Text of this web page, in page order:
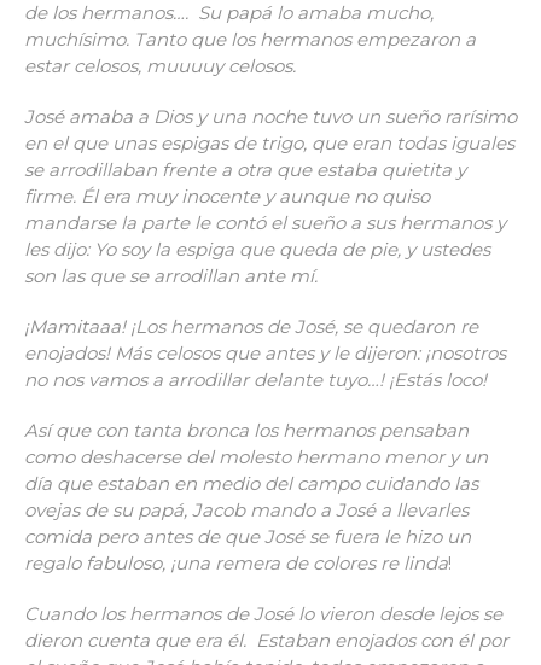
de los hermanos…. Su papá lo amaba mucho,
muchísimo. Tanto que los hermanos empezaron a
estar celosos, muuuuy celosos.
José amaba a Dios y una noche tuvo un sueño rarísimo
en el que unas espigas de trigo, que eran todas iguales
se arrodillaban frente a otra que estaba quietita y
firme. Él era muy inocente y aunque no quiso
mandarse la parte le contó el sueño a sus hermanos y
les dijo: Yo soy la espiga que queda de pie, y ustedes
son las que se arrodillan ante mí.
¡Mamitaaa! ¡Los hermanos de José, se quedaron re
enojados! Más celosos que antes y le dijeron: ¡nosotros
no nos vamos a arrodillar delante tuyo…! ¡Estás loco!
Así que con tanta bronca los hermanos pensaban
como deshacerse del molesto hermano menor y un
día que estaban en medio del campo cuidando las
ovejas de su papá, Jacob mando a José a llevarles
comida pero antes de que José se fuera le hizo un
regalo fabuloso, ¡una remera de colores re linda!
Cuando los hermanos de José lo vieron desde lejos se
dieron cuenta que era él. Estaban enojados con él por